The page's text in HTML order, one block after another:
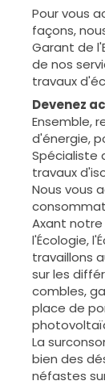
Pour vous
façons,
Garant de
de nos
travaux
Devenez
Ensemble,
d'énergie,
Spécialiste
travaux
Nous vous
Axant
l'Écologie,
travaillons
sur les
combles,
place de
La
bien des
néfastes